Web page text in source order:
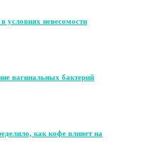
условиях невесомости
вагинальных бактерий
как кофе влияет на